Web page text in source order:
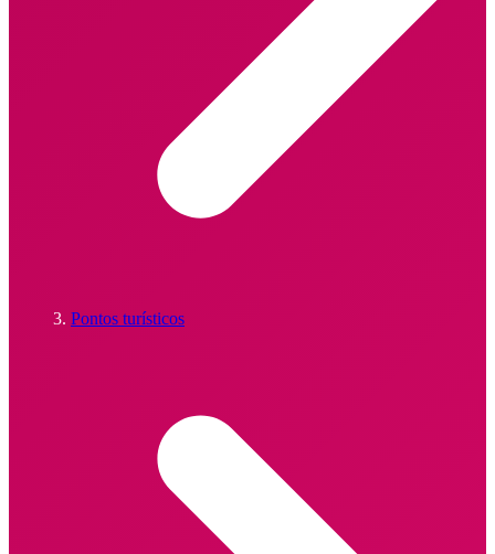
Pontos turísticos